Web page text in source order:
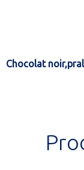
Chocolat